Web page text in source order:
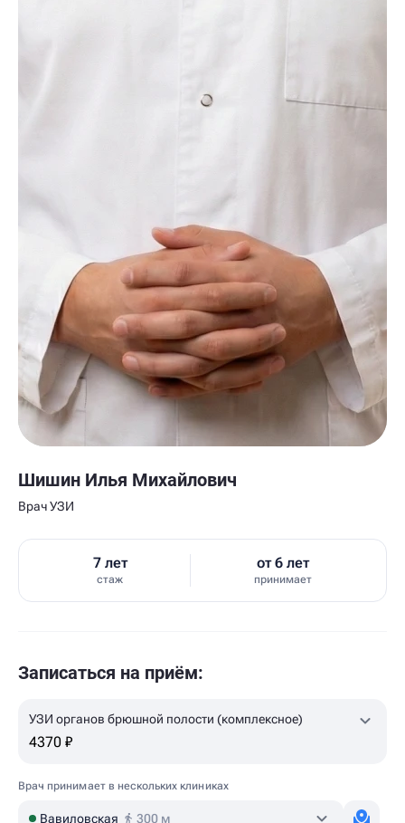
Шишин Илья Михайлович
Врач УЗИ
7 лет
стаж
от 6 лет
принимает
Записаться на приём:
УЗИ органов брюшной полости (комплексное)
4370 ₽
Врач принимает в нескольких клиниках
Вавиловская 300 м